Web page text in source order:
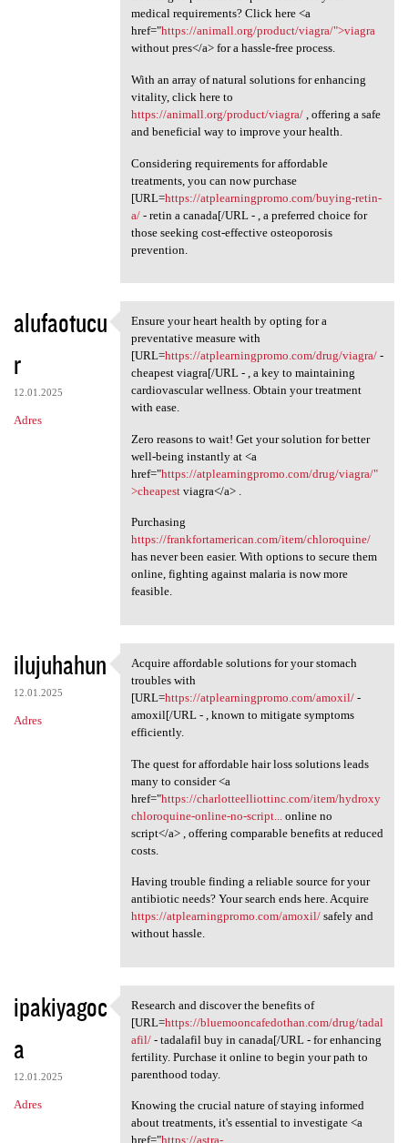
medical requirements? Click here <a
href="https://animall.org/product/viagra/">viagra
without pres</a> for a hassle-free process.
With an array of natural solutions for enhancing
vitality, click here to
https://animall.org/product/viagra/, offering a safe
and beneficial way to improve your health.
Considering requirements for affordable
treatments, you can now purchase
[URL=https://atplearningpromo.com/buying-retin-
a/- retin a canada[/URL - , a preferred choice for
those seeking cost-effective osteoporosis
prevention.
alufaotucu
r
12.01.2025
Adres
Ensure your heart health by
Ensure your heart health by opting for a
preventative measure with
[URL=https://atplearningpromo.com/drug/viagra/-
cheapest viagra[/URL - , a key to maintaining
cardiovascular wellness. Obtain your treatment
with ease.
Zero reasons to wait! Get your solution for better
well-being instantly at <a
href="https://atplearningpromo.com/drug/viagra/"
>cheapestviagra</a> .
Purchasing
https://frankfortamerican.com/item/chloroquine/
has never been easier. With options to secure them
online, fighting against malaria is now more
feasible.
ilujuhahun
12.01.2025
Adres
Acquire affordable solutions
Acquire affordable solutions for your stomach
troubles with
[URL=https://atplearningpromo.com/amoxil/-
amoxil[/URL - , known to mitigate symptoms
efficiently.
The quest for affordable hair loss solutions leads
many to consider <a
href="https://charlotteelliottinc.com/item/hydroxy
chloroquine-online-no-script...
online no
script</a> , offering comparable benefits at reduced
costs.
Having trouble finding a reliable source for your
antibiotic needs? Your search ends here. Acquire
https://atplearningpromo.com/amoxil/safely and
without hassle.
ipakiyagoc
a
12.01.2025
Adres
Research and discover the
Research and discover the benefits of
[URL=https://bluemooncafedothan.com/drug/tadal
afil/- tadalafil buy in canada[/URL - for enhancing
fertility. Purchase it online to begin your path to
parenthood today.
Knowing the crucial nature of staying informed
about treatments, it's essential to investigate <a
href="https://astra-